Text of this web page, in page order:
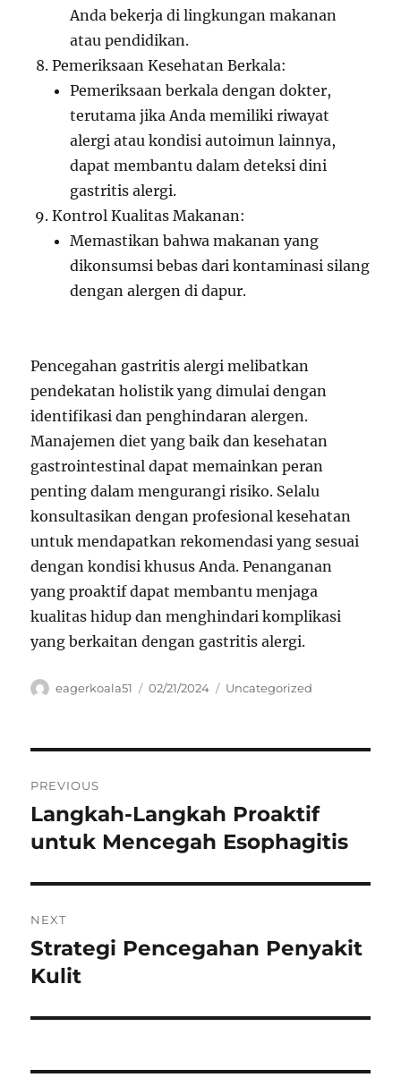
Anda bekerja di lingkungan makanan
atau pendidikan.
Pemeriksaan Kesehatan Berkala:
Pemeriksaan berkala dengan dokter,
terutama jika Anda memiliki riwayat
alergi atau kondisi autoimun lainnya,
dapat membantu dalam deteksi dini
gastritis alergi.
Kontrol Kualitas Makanan:
Memastikan bahwa makanan yang
dikonsumsi bebas dari kontaminasi silang
dengan alergen di dapur.
Pencegahan gastritis alergi melibatkan
pendekatan holistik yang dimulai dengan
identifikasi dan penghindaran alergen.
Manajemen diet yang baik dan kesehatan
gastrointestinal dapat memainkan peran
penting dalam mengurangi risiko. Selalu
konsultasikan dengan profesional kesehatan
untuk mendapatkan rekomendasi yang sesuai
dengan kondisi khusus Anda. Penanganan
yang proaktif dapat membantu menjaga
kualitas hidup dan menghindari komplikasi
yang berkaitan dengan gastritis alergi.
Author
eagerkoala51
Posted
02/21/2024 Categories
Uncategorized
pos
PREVIOUS
Previous
post:
Langkah-Langkah Proaktif
untuk Mencegah Esophagitis
NEXT
Next
post:
Strategi Pencegahan Penyakit
Kulit